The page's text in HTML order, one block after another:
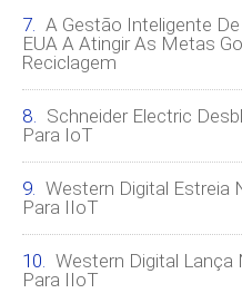
A Gestão Inteligente
EUA A Atingir As Metas
Reciclagem
Schneider Electric
Para IoT
Western Digital Estreia
Para IIoT
Western Digital
Para IIoT